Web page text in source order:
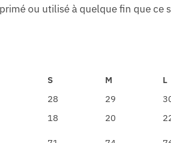
ou utilisé à quelque fin que ce
S M L
28 29
18 20